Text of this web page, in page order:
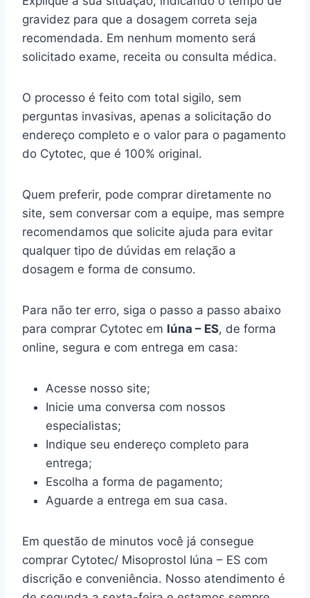
gravidez para que a dosagem correta seja
recomendada. Em nenhum momento será
solicitado exame, receita ou consulta médica.
O processo é feito com total sigilo, sem
perguntas invasivas, apenas a solicitação do
endereço completo e o valor para o pagamento
do Cytotec, que é 100% original.
Quem preferir, pode comprar diretamente no
site, sem conversar com a equipe, mas sempre
recomendamos que solicite ajuda para evitar
qualquer tipo de dúvidas em relação a
dosagem e forma de consumo.
Para não ter erro, siga o passo a passo abaixo
para comprar Cytotec em Iúna – ES, de forma
online, segura e com entrega em casa:
Acesse nosso site;
Inicie uma conversa com nossos
especialistas;
Indique seu endereço completo para
entrega;
Escolha a forma de pagamento;
Aguarde a entrega em sua casa.
Em questão de minutos você já consegue
comprar Cytotec/ Misoprostol Iúna – ES com
discrição e conveniência. Nosso atendimento é